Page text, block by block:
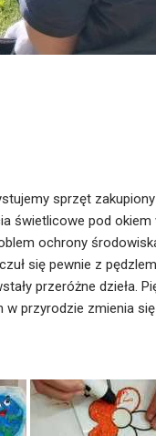
sprzęt
świetlicowe pod
ochrony
się pewnie z
przeróżne dzieła.
przyrodzie zmienia